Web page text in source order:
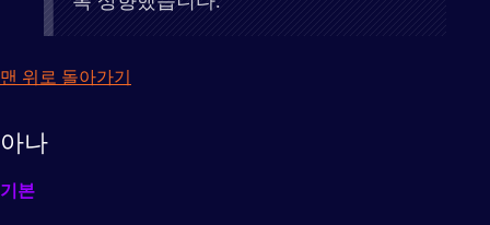
맨 위로 돌아가기
아나
기본